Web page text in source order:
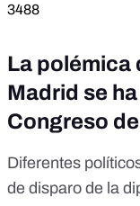
3488
La polémica
Madrid se
Congreso
Diferentes
de disparo de la